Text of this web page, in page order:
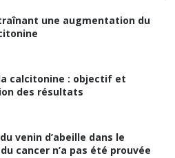
une augmentation du
calcitonine : objectif et
des résultats
venin d’abeille dans le
cancer n’a pas été prouvée